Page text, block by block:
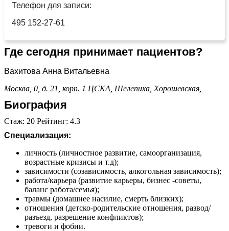
Телефон для записи:
495 152-27-61
Где сегодня принимает пациентов?
Вахитова Анна Витальевна
Москва, 0, д. 21, корп. 1 ЦСКА, Шелепиха, Хорошевская,
Биография
Стаж: 20 Рейтинг: 4.3
Специализация:
личность (личностное развитие, самоорганизация,
возрастные кризисы и т.д);
зависимости (созависимость, алкогольная зависимость);
работа/карьера (развитие карьеры, бизнес -советы,
баланс работа/семья);
травмы (домашнее насилие, смерть близких);
отношения (детско-родительские отношения, развод/
разъезд, разрешение конфликтов);
тревоги и фобии.